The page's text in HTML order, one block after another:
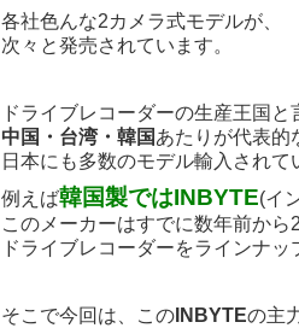
各社色んな2カメラ式モデルが、
次々と発売されています。
ドライブレコーダーの生産王国と
中国・台湾・韓国あたりが代表的
日本にも多数のモデル輸入されて
例えば韓国製ではINBYTE(イ
このメーカーはすでに数年前から
ドライブレコーダーをラインナッ
そこで今回は、この INBYTEの主